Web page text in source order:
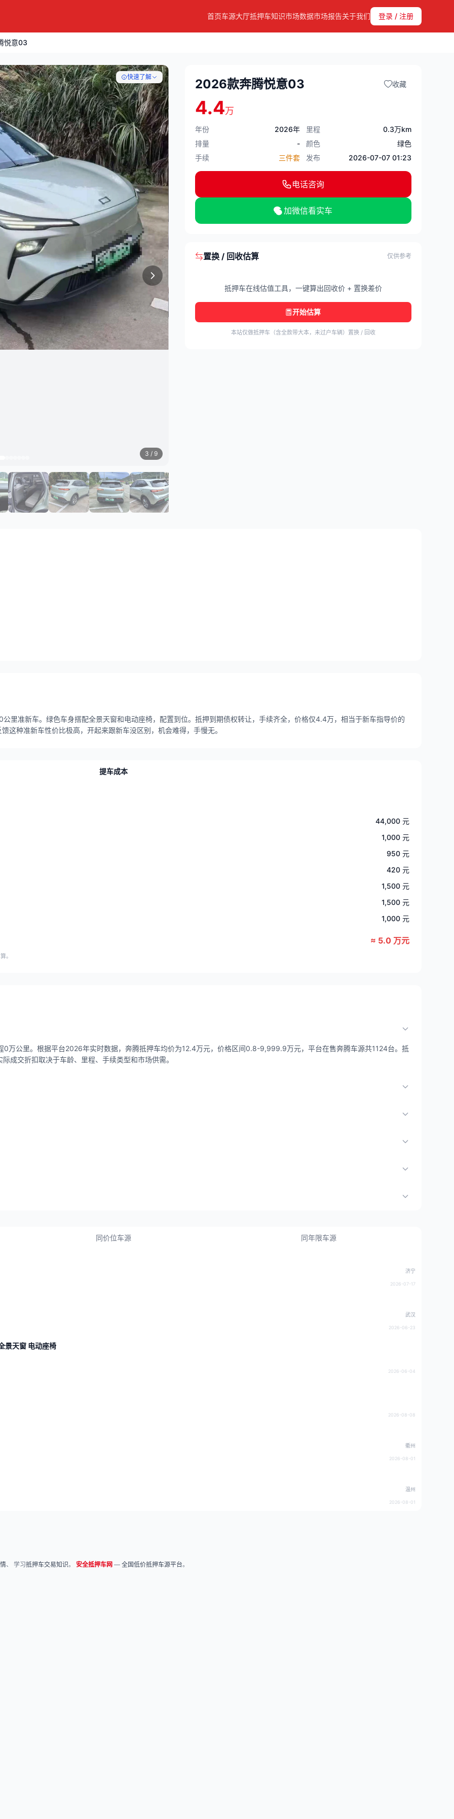
首页车源大厅抵押车知识市场数据市场报告关于我们 登录 / 注册
悦意03
快速了解
3 / 9
2026款奔腾悦意03 收藏
4.4万
年份 2026年 里程
0.3万km
排量
- 颜色
绿色
手续
三件套 发布 2026-07-07 01:23
电话咨询
加微信看实车
置换 / 回收估算 仅供参考
抵押车在线估值工具，一键算出回收价 + 置换差价
开始估算
本站仅做抵押车（含全款带大本，未过户车辆）置换 / 回收
里准新车。绿色车身搭配全景天窗和电动座椅，配置到位。抵押到期债权转让，手续齐全，价格仅4.4万，相当于新车指导价的
这种准新车性价比极高，开起来跟新车没区别，机会难得，手慢无。
提车成本
44,000 元
1,000 元
950 元
420 元
1,500 元
1,500 元
1,000 元
≈ 5.0 万元
。
万公里。根据平台2026年实时数据，奔腾抵押车均价为12.4万元，价格区间0.8-9,999.9万元，平台在售奔腾车源共1124台。抵
成交折扣取决于车龄、里程、手续类型和市场供需。
同价位车源 同年限车源
济宁
2026-07-17
武汉
2026-06-23
景天窗 电动座椅
2026-06-04
2026-08-08
衢州
2026-08-01
温州
2026-08-01
、 学习抵押车交易知识。 安全抵押车网 — 全国低价抵押车源平台。